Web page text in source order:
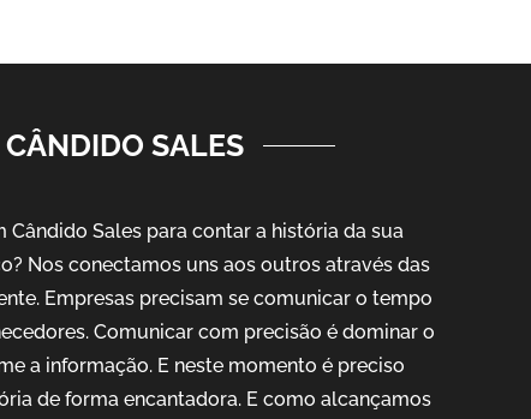
SALES
Sales para contar a história da sua
Nos conectamos uns aos outros através das
Empresas precisam se comunicar o tempo
Comunicar com precisão é dominar o
a informação. E neste momento é preciso
de forma encantadora. E como alcançamos